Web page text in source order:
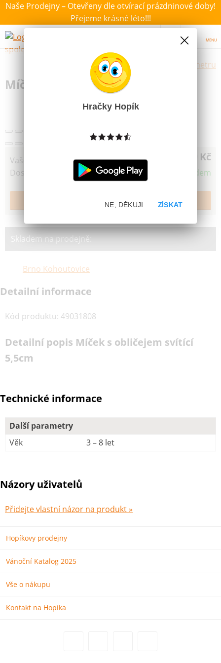
Naše Prodejny – Otevřeny dle otvírací prázdninové doby!
Přejeme krásné léto!!!
MENU
Výběr hraček dle zvoleného parametru
Míček s obličejem svítící 5,5cm
Vaše cena 49 Kč
Dostupnost Skladem
Skladem na prodejně:
Brno Kohoutovice
Detailní informace
Kód produktu: 49031808
Detailní popis Míček s obličejem svítící
5,5cm
Technické informace
Další parametry
Věk
3 – 8 let
Názory uživatelů
Přidejte vlastní názor na produkt »
Hopíkovy prodejny
Vánoční Katalog 2025
Vše o nákupu
Kontakt na Hopíka
Hračky Hopík
ZÍSKAT
NE, DĚKUJI